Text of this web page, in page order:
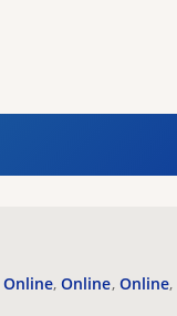
Online Online Online